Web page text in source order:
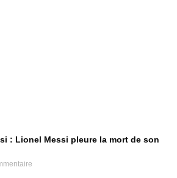
: Lionel Messi pleure la mort de son